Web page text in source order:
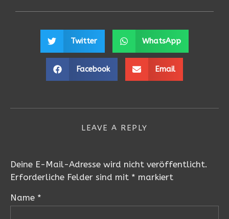
Twitter WhatsApp
Facebook Email
LEAVE A REPLY
Deine E-Mail-Adresse wird nicht veröffentlicht.
Erforderliche Felder sind mit * markiert
Name *